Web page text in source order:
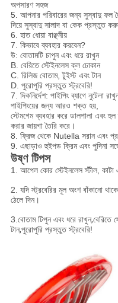
অপসারণ সহজ
5. আপনার পরিবারের জন্য সুস্বাদু ফল
দিয়ে সুস্বাদু সালাদ বা কেক প্রস্তুত
6. হাত ধোয়া বাঞ্ছনীয়
7. কিভাবে ব্যবহার করবেন?
উ: বোতামটি চাপুন এবং ধরে রাখুন
B. বেরিতে স্টেইনলেস ক্ল ঢোকান
C. রিলিজ বোতাম, টুইস্ট এবং টান
D. পুরোপুরি প্রস্তুত স্ট্রবেরি!
7. দিকনির্দেশ: পাইপিং ব্যাগে নুটেলা
পাইপিংয়ের জন্য আরও শক্ত হয়,
স্টেমগেম ব্যবহার করে ডালপালা এবং
করার জায়গা তৈরি করে।
8. ফ্রিজ থেকে Nutella সরান এবং
9. এছাড়াও হুইপড ক্রিম এবং পুদিনা
উষ্ণ টিপস
1. আপেল কোর স্টেইনলেস স্টীল, কাটা
2. যদি স্ট্রবেরির মূল অংশ বাঁকানো
ঠেলে দিন।
3.বোতাম টিপুন এবং ধরে রাখুন,বেরিতে
টান,পুরোপুরি প্রস্তুত স্ট্রবেরি!